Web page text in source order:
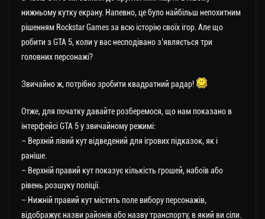
нижньому кутку екрану. Напевно, це було найбільш непохитним
рішенням Rockstar Games за всю історію своїх ігор. Але що
робити з GTA 5, коли у вас несподівано з’являється три
головних персонажі?
Звичайно ж, потрібно зробити квадратний радар!
Отже, для початку давайте розберемося, що нам показано в
інтерфейсі GTA 5 у звичайному режимі:
– Верхній лівий кут відведений для ігрових підказок, як і
раніше.
– Верхній правий кут показує кількість грошей, набоїв або
рівень розшуку поліції.
– Нижній правий кут містить поле вибору персонажів,
відображує назви районів або назву транспорту, в який ви сіли.